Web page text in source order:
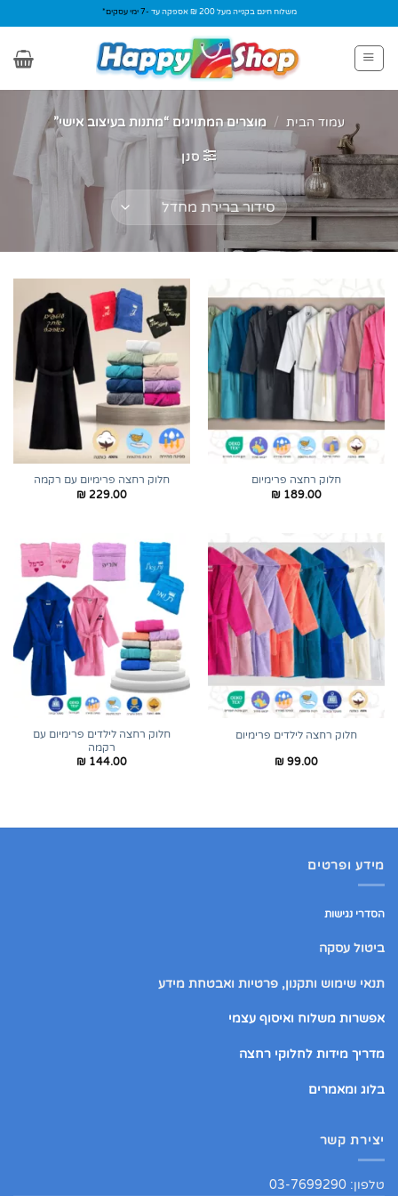
to
content
משלוח חינם בקנייה מעל 200 ₪ אספקה עד -7 ימי עסקים*
עמוד הבית / מוצרים המתויגים “מתנות בעיצוב אישי”
סנן
חלוק רחצה פרימיום
₪ 189.00
חלוק רחצה פרימיום עם רקמה
₪ 229.00
חלוק רחצה לילדים פרימיום
₪ 99.00
חלוק רחצה לילדים פרימיום עם
רקמה
₪ 144.00
מידע ופרטים
הסדרי נגישות
ביטול עסקה
תנאי שימוש ותקנון, פרטיות ואבטחת מידע
אפשרות משלוח ואיסוף עצמי
מדריך מידות לחלוקי רחצה
בלוג ומאמרים
יצירת קשר
טלפון: 03-7699290